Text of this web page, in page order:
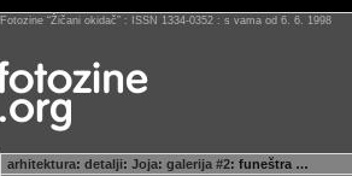
Fotozine “Žičani okidač” : ISSN 1334-0352 : s vama od 6. 6. 1998
arhitektura: detalji: Joja: galerija #2: funeštra …